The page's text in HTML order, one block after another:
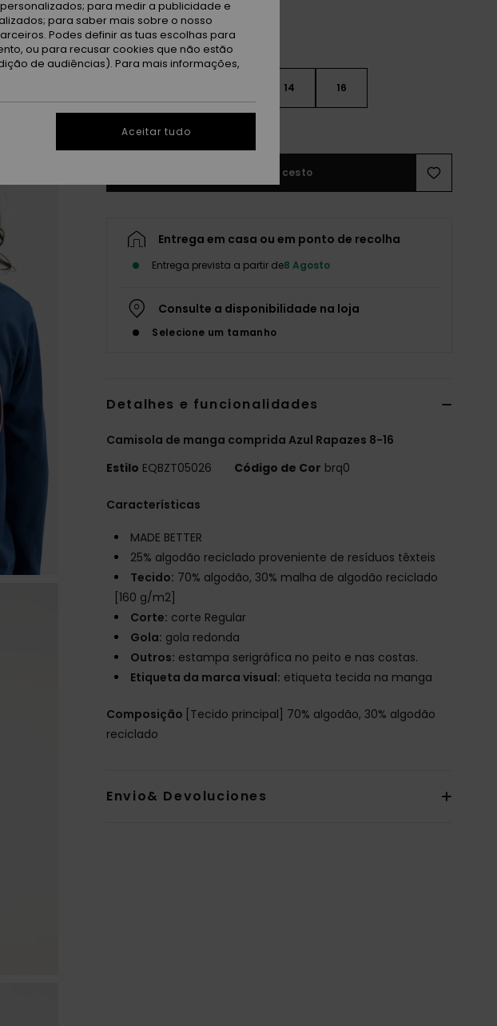
14 16
Ver guia de tamanhos
Adicionar ao cesto
Entrega em casa ou em ponto de recolha
Entrega prevista a partir de8 Agosto
Consulte a disponibilidade na loja
Selecione um tamanho
Detalhes e funcionalidades
Camisola de manga comprida Azul Rapazes 8-16
Estilo EQBZT05026 Código de Cor brq0
Características
MADE BETTER
25% algodão reciclado proveniente de resíduos têxteis
Tecido: 70% algodão, 30% malha de algodão reciclado
[160 g/m2]
Corte: corte Regular
Gola: gola redonda
Outros: estampa serigráfica no peito e nas costas.
Etiqueta da marca visual: etiqueta tecida na manga
Composição [Tecido principal] 70% algodão, 30% algodão
reciclado
Envio& Devoluciones
para medir a publicidade e
para saber mais sobre o nosso
Podes definir as tuas escolhas para
ou para recusar cookies que não estão
de audiências). Para mais informações,
Aceitar tudo